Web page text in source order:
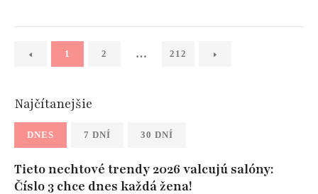
1 2 … 212
Najčítanejšie
DNES 7 DNÍ 30 DNÍ
Tieto nechtové trendy 2026 valcujú salóny:
Číslo 3 chce dnes každá žena!